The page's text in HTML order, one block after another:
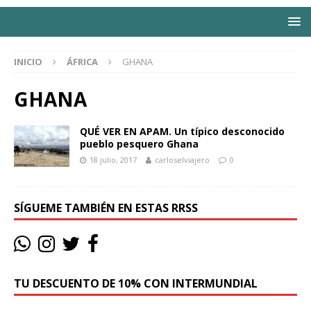
INICIO ÁFRICA GHANA
GHANA
QUÉ VER EN APAM. Un típico desconocido
pueblo pesquero Ghana
18 julio, 2017 carloselviajero 0
SÍGUEME TAMBIÉN EN ESTAS RRSS
TU DESCUENTO DE 10% CON INTERMUNDIAL